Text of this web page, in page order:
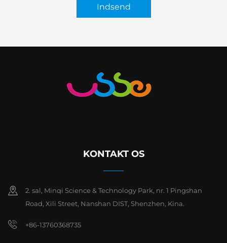
Indsend
KONTAKT OS
2. sal, Minqi Science & Technology Park, nr. 1 Pingshan
Road, Xili Street, Nanshan DIST, Shenzhen, Kina.
+86-13760368735